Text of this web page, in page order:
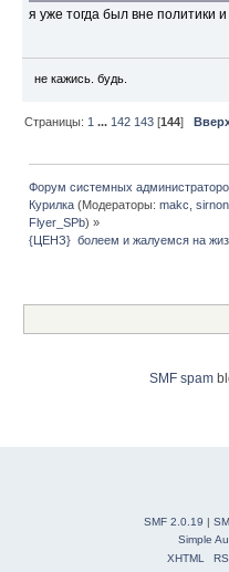
я уже тогда был вне политики
не кажись. будь.
Страницы: 1 ... 142 143 [144]
Форум системных
Курилка (Модераторы:makc ,sirnon
Flyer_SPb) »
{ЦЕНЗ}  болеем и жалуемся на
SMF spam
SMF 2.0.19 |
Simple
XHTML